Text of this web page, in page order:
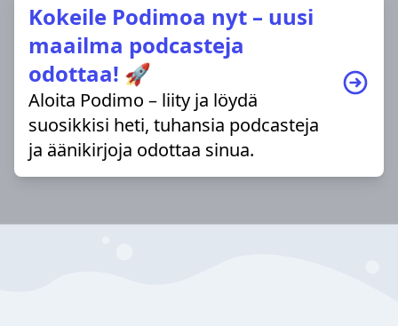
Kokeile Podimoa nyt – uusi
maailma podcasteja
odottaa! 🚀
Aloita Podimo – liity ja löydä
suosikkisi heti, tuhansia podcasteja
ja äänikirjoja odottaa sinua.